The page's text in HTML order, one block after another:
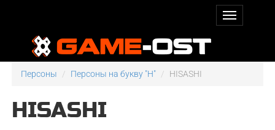
Персоны Персоны на букву "H" HISASHI
HISASHI